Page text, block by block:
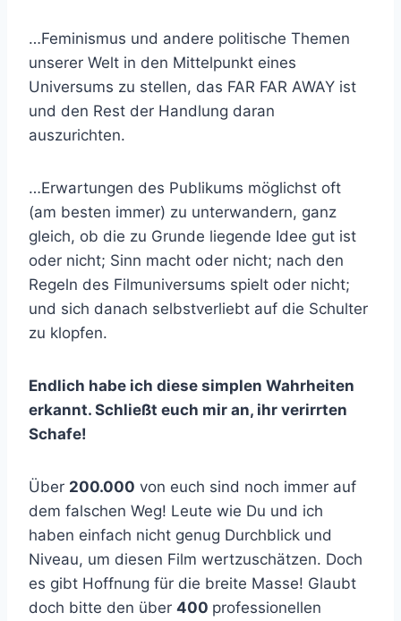
…Feminismus und andere politische Themen
unserer Welt in den Mittelpunkt eines
Universums zu stellen, das FAR FAR AWAY ist
und den Rest der Handlung daran
auszurichten.
…Erwartungen des Publikums möglichst oft
(am besten immer) zu unterwandern, ganz
gleich, ob die zu Grunde liegende Idee gut ist
oder nicht; Sinn macht oder nicht; nach den
Regeln des Filmuniversums spielt oder nicht;
und sich danach selbstverliebt auf die Schulter
zu klopfen.
Endlich habe ich diese simplen Wahrheiten
erkannt. Schließt euch mir an, ihr verirrten
Schafe!
Über 200.000 von euch sind noch immer auf
dem falschen Weg! Leute wie Du und ich
haben einfach nicht genug Durchblick und
Niveau, um diesen Film wertzuschätzen. Doch
es gibt Hoffnung für die breite Masse! Glaubt
doch bitte den über 400 professionellen